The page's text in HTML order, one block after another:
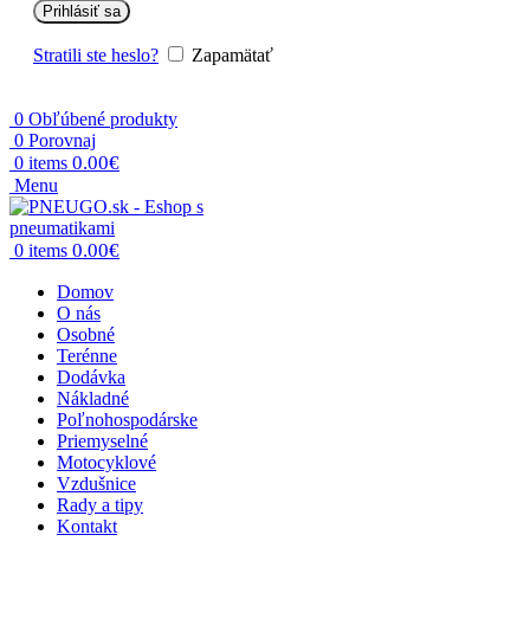
Prihlásiť sa
Stratili ste heslo? Zapamätať
0 Obľúbené produkty
0 Porovnaj
0 items 0.00€
Menu
0 items 0.00€
Domov
O nás
Osobné
Terénne
Dodávka
Nákladné
Poľnohospodárske
Priemyselné
Motocyklové
Vzdušnice
Rady a tipy
Kontakt